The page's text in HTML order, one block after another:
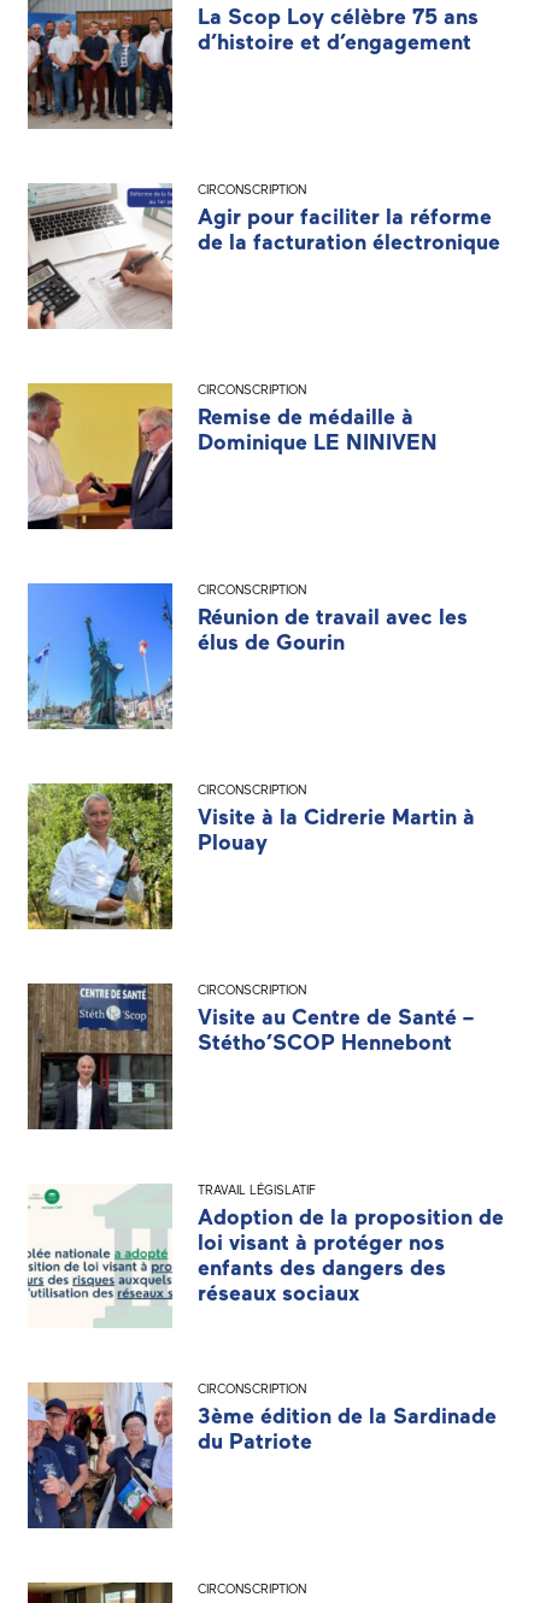
La Scop Loy célèbre 75 ans
d’histoire et d’engagement
CIRCONSCRIPTION
Agir pour faciliter la réforme
de la facturation électronique
CIRCONSCRIPTION
Remise de médaille à
Dominique LE NINIVEN
CIRCONSCRIPTION
Réunion de travail avec les
élus de Gourin
CIRCONSCRIPTION
Visite à la Cidrerie Martin à
Plouay
CIRCONSCRIPTION
Visite au Centre de Santé –
Stétho’SCOP Hennebont
TRAVAIL LÉGISLATIF
Adoption de la proposition de
loi visant à protéger nos
enfants des dangers des
réseaux sociaux
CIRCONSCRIPTION
3ème édition de la Sardinade
du Patriote
CIRCONSCRIPTION